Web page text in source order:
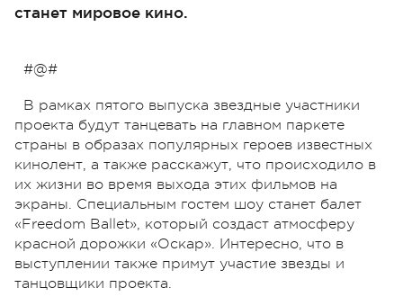
станет мировое кино.
#@#
В рамках пятого выпуска звездные участники
проекта будут танцевать на главном паркете
страны в образах популярных героев известных
кинолент, а также расскажут, что происходило в
их жизни во время выхода этих фильмов на
экраны. Специальным гостем шоу станет балет
«Freedom Ballet», который создаст атмосферу
красной дорожки «Оскар». Интересно, что в
выступлении также примут участие звезды и
танцовщики проекта.